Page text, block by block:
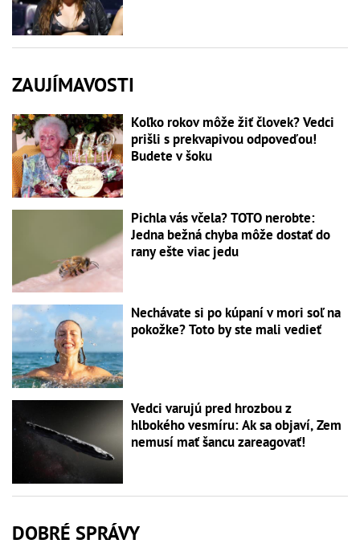
ZAUJÍMAVOSTI
Koľko rokov môže žiť človek? Vedci
prišli s prekvapivou odpoveďou!
Budete v šoku
Pichla vás včela? TOTO nerobte:
Jedna bežná chyba môže dostať do
rany ešte viac jedu
Nechávate si po kúpaní v mori soľ na
pokožke? Toto by ste mali vedieť
Vedci varujú pred hrozbou z
hlbokého vesmíru: Ak sa objaví, Zem
nemusí mať šancu zareagovať!
DOBRÉ SPRÁVY